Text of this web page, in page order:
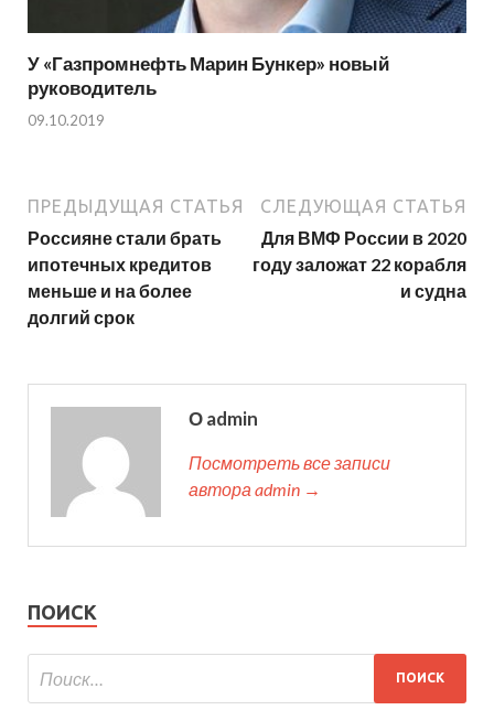
У «Газпромнефть Марин Бункер» новый
руководитель
09.10.2019
ПРЕДЫДУЩАЯ СТАТЬЯ
Россияне стали брать
ипотечных кредитов
меньше и на более
долгий срок
СЛЕДУЮЩАЯ СТАТЬЯ
Для ВМФ России в 2020
году заложат 22 корабля
и судна
О admin
Посмотреть все записи
автора admin →
ПОИСК